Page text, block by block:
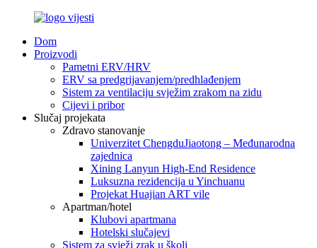
Dom
Proizvodi
Pametni ERV/HRV
ERV sa predgrijavanjem/predhlađenjem
Sistem za ventilaciju svježim zrakom na zidu
Cijevi i pribor
Slučaj projekata
Zdravo stanovanje
Univerzitet ChengduJiaotong – Međunarodna
zajednica
Xining Lanyun High-End Residence
Luksuzna rezidencija u Yinchuanu
Projekat Huajian ART vile
Apartman/hotel
Klubovi apartmana
Hotelski slučajevi
Sistem za svježi zrak u školi